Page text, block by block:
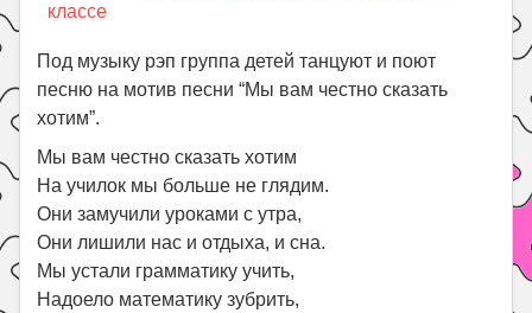
классе
Под музыку рэп группа детей танцуют и поют
песню на мотив песни “Мы вам честно сказать
хотим”.
Мы вам честно сказать хотим
На училок мы больше не глядим.
Они замучили уроками с утра,
Они лишили нас и отдыха, и сна.
Мы устали грамматику учить,
Надоело математику зубрить,